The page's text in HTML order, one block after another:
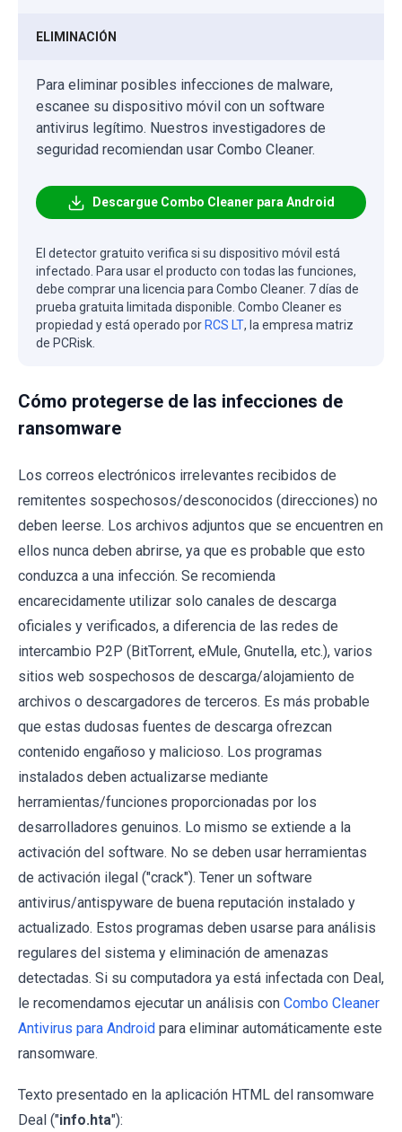
ELIMINACIÓN
Para eliminar posibles infecciones de malware,
escanee su dispositivo móvil con un software
antivirus legítimo. Nuestros investigadores de
seguridad recomiendan usar Combo Cleaner.
Descargue Combo Cleaner para Android
El detector gratuito verifica si su dispositivo móvil está
infectado. Para usar el producto con todas las funciones,
debe comprar una licencia para Combo Cleaner. 7 días de
prueba gratuita limitada disponible. Combo Cleaner es
propiedad y está operado por RCS LT, la empresa matriz
de PCRisk.
Cómo protegerse de las infecciones de
ransomware
Los correos electrónicos irrelevantes recibidos de
remitentes sospechosos/desconocidos (direcciones) no
deben leerse. Los archivos adjuntos que se encuentren en
ellos nunca deben abrirse, ya que es probable que esto
conduzca a una infección. Se recomienda
encarecidamente utilizar solo canales de descarga
oficiales y verificados, a diferencia de las redes de
intercambio P2P (BitTorrent, eMule, Gnutella, etc.), varios
sitios web sospechosos de descarga/alojamiento de
archivos o descargadores de terceros. Es más probable
que estas dudosas fuentes de descarga ofrezcan
contenido engañoso y malicioso. Los programas
instalados deben actualizarse mediante
herramientas/funciones proporcionadas por los
desarrolladores genuinos. Lo mismo se extiende a la
activación del software. No se deben usar herramientas
de activación ilegal ("crack"). Tener un software
antivirus/antispyware de buena reputación instalado y
actualizado. Estos programas deben usarse para análisis
regulares del sistema y eliminación de amenazas
detectadas. Si su computadora ya está infectada con Deal,
le recomendamos ejecutar un análisis con Combo Cleaner
Antivirus para Android para eliminar automáticamente este
ransomware.
Texto presentado en la aplicación HTML del ransomware
Deal ("info.hta"):